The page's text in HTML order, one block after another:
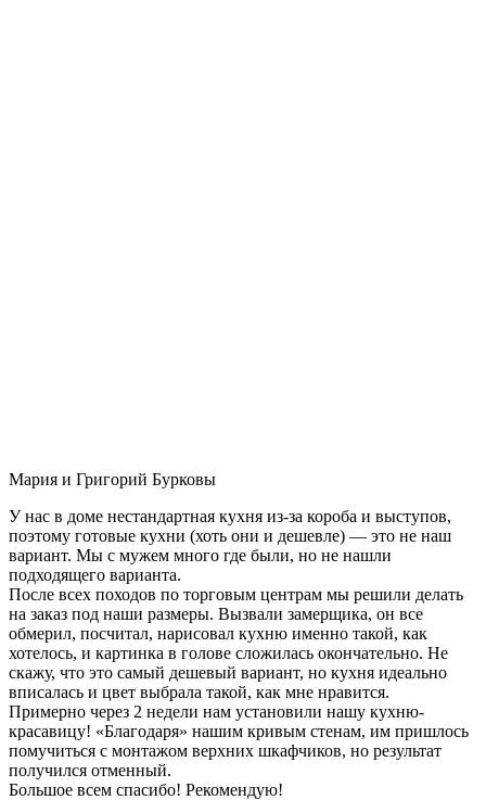
Мария и Григорий Бурковы
У нас в доме нестандартная кухня из-за короба и выступов,
поэтому готовые кухни (хоть они и дешевле) — это не наш
вариант. Мы с мужем много где были, но не нашли
подходящего варианта.
После всех походов по торговым центрам мы решили делать
на заказ под наши размеры. Вызвали замерщика, он все
обмерил, посчитал, нарисовал кухню именно такой, как
хотелось, и картинка в голове сложилась окончательно. Не
скажу, что это самый дешевый вариант, но кухня идеально
вписалась и цвет выбрала такой, как мне нравится.
Примерно через 2 недели нам установили нашу кухню-
красавицу! «Благодаря» нашим кривым стенам, им пришлось
помучиться с монтажом верхних шкафчиков, но результат
получился отменный.
Большое всем спасибо! Рекомендую!